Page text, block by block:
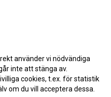
använder vi nödvändiga
inte att stänga av.
cookies, t.ex. för statistik
om du vill acceptera dessa.